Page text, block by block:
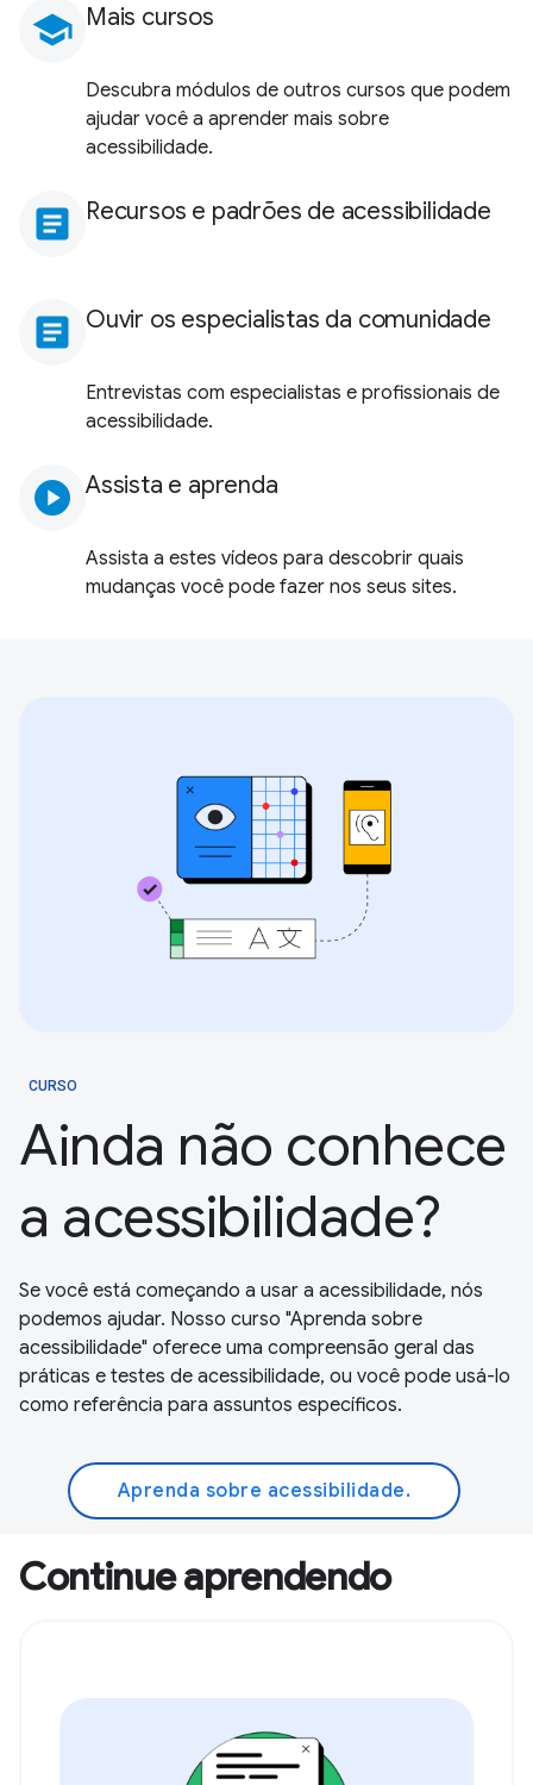
school Mais cursos
Descubra módulos de outros cursos que podem
ajudar você a aprender mais sobre
acessibilidade.
article Recursos e padrões de acessibilidade
article Ouvir os especialistas da comunidade
Entrevistas com especialistas e profissionais de
acessibilidade.
play_circle Assista e aprenda
Assista a estes vídeos para descobrir quais
mudanças você pode fazer nos seus sites.
CURSO
Ainda não conhece
a acessibilidade?
Se você está começando a usar a acessibilidade, nós
podemos ajudar. Nosso curso "Aprenda sobre
acessibilidade" oferece uma compreensão geral das
práticas e testes de acessibilidade, ou você pode usá-lo
como referência para assuntos específicos.
Aprenda sobre acessibilidade.
Continue aprendendo